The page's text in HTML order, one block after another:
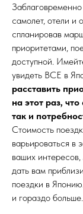
самолет, отели и
спланировав
приоритетами,
доступной.
увидеть ВСЕ в
расставить
на этот раз,
так и
Стоимость
варьироваться в
ваших
дать вам
поездки в
и гораздо больше.